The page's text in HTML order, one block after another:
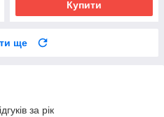
Купити
ще
за рік